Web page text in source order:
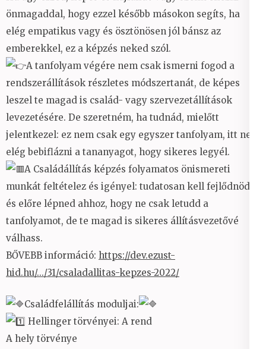
önmagaddal, hogy ezzel később másokon segíts, ha
elég empatikus vagy és ösztönösen jól bánsz az
emberekkel, ez a képzés neked szól.
A tanfolyam végére nem csak ismerni fogod a
rendszerállítások részletes módszertanát, de képes
leszel te magad is család- vagy szervezetállítások
levezetésére. De szeretném, ha tudnád, mielőtt
jelentkezel: ez nem csak egy egyszer tanfolyam, itt nem
elég bebiflázni a tananyagot, hogy sikeres legyél.
A Családállítás képzés folyamatos önismereti
munkát feltételez és igényel: tudatosan kell fejlődnöd
és előre lépned ahhoz, hogy ne csak letudd a
tanfolyamot, de te magad is sikeres állításvezetővé
válhass.
BŐVEBB információ: https://dev.ezust-
hid.hu/.../31/csaladallitas-kepzes-2022/
Családfelállítás moduljai:
Hellinger törvényei: A rend
A hely törvénye